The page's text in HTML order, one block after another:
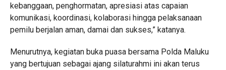
kebanggaan, penghormatan, apresiasi atas capaian
komunikasi, koordinasi, kolaborasi hingga pelaksanaan
pemilu berjalan aman, damai dan sukses,” katanya.
Menurutnya, kegiatan buka puasa bersama Polda Maluku
yang bertujuan sebagai ajang silaturahmi ini akan terus